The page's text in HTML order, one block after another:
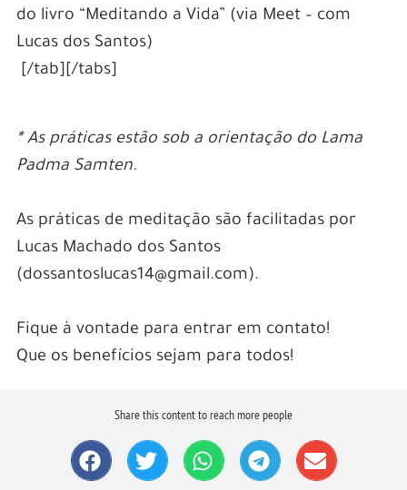
do livro “Meditando a Vida” (via Meet – com
Lucas dos Santos)
[/tab][/tabs]
* As práticas estão sob a orientação do Lama
Padma Samten.
As práticas de meditação são facilitadas por
Lucas Machado dos Santos
(dossantoslucas14@gmail.com).
Fique à vontade para entrar em contato!
Que os benefícios sejam para todos!
Share this content to reach more people